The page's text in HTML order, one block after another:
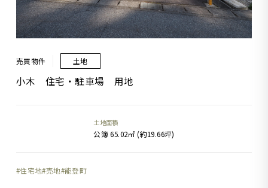
売買物件 土地
小木 住宅・駐車場 用地
土地面積
公簿 65.02㎡ (約19.66坪)
住宅地 売地 能登町